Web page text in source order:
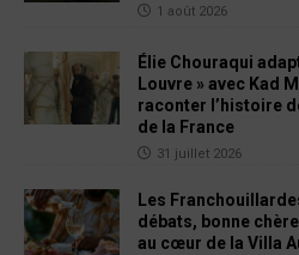
1 août 2026
Élie Chouraqui
Louvre » avec Kad
raconter l’histoire
de la France
31 juillet 2026
Les
débats, bonne
au cœur de la Villa